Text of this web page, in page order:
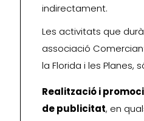
indirectament.
Les activitats que
associació
la Florida i les Planes,
Realització i
de publicitat, en